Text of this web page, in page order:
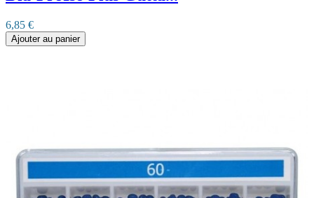
6,85 €
Ajouter au panier